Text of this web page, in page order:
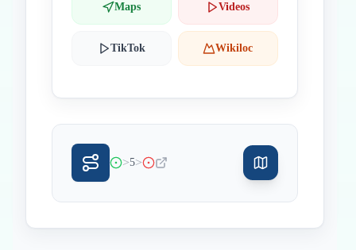
Maps Videos
TikTok Wikiloc
>5>